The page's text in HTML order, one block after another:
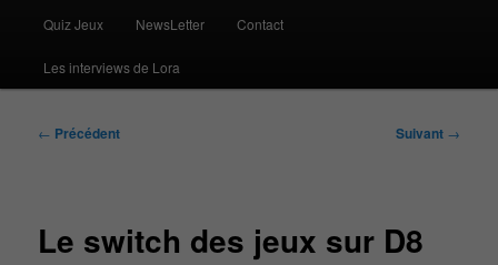
Quiz Jeux NewsLetter Contact
Les interviews de Lora
Navigation
← Précédent Suivant →
Le switch des jeux sur D8